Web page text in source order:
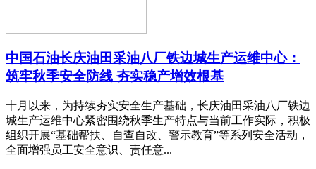
中国石油长庆油田采油八厂铁边城生产运维中心：
筑牢秋季安全防线 夯实稳产增效根基
十月以来，为持续夯实安全生产基础，长庆油田采油八厂铁边
城生产运维中心紧密围绕秋季生产特点与当前工作实际，积极
组织开展“基础帮扶、自查自改、警示教育”等系列安全活动，
全面增强员工安全意识、责任意...